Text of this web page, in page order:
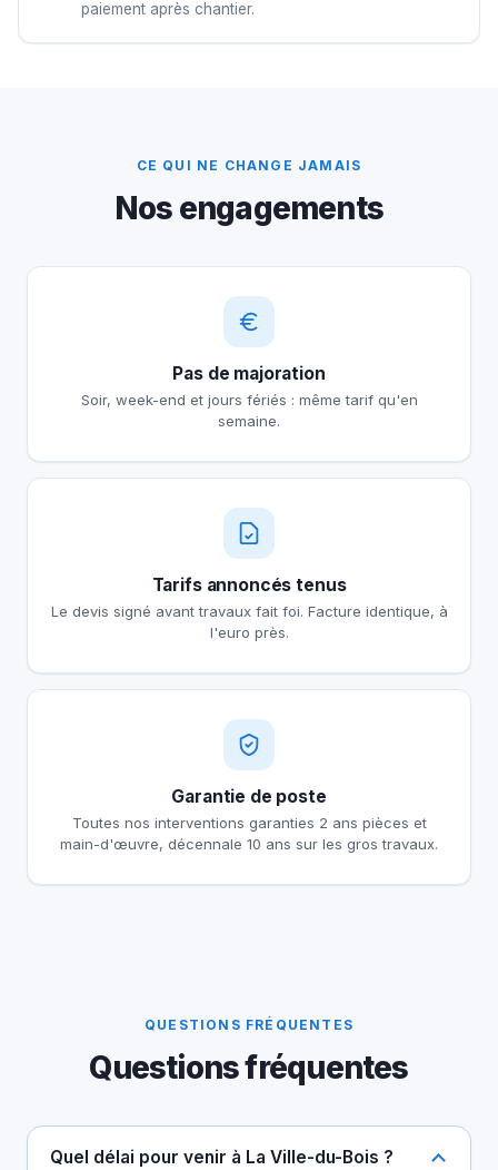
paiement après chantier.
CE QUI NE CHANGE JAMAIS
Nos engagements
Pas de majoration
Soir, week-end et jours fériés : même tarif qu'en
semaine.
Tarifs annoncés tenus
Le devis signé avant travaux fait foi. Facture identique, à
l'euro près.
Garantie de poste
Toutes nos interventions garanties 2 ans pièces et
main-d'œuvre, décennale 10 ans sur les gros travaux.
QUESTIONS FRÉQUENTES
Questions fréquentes
Quel délai pour venir à La Ville-du-Bois ?